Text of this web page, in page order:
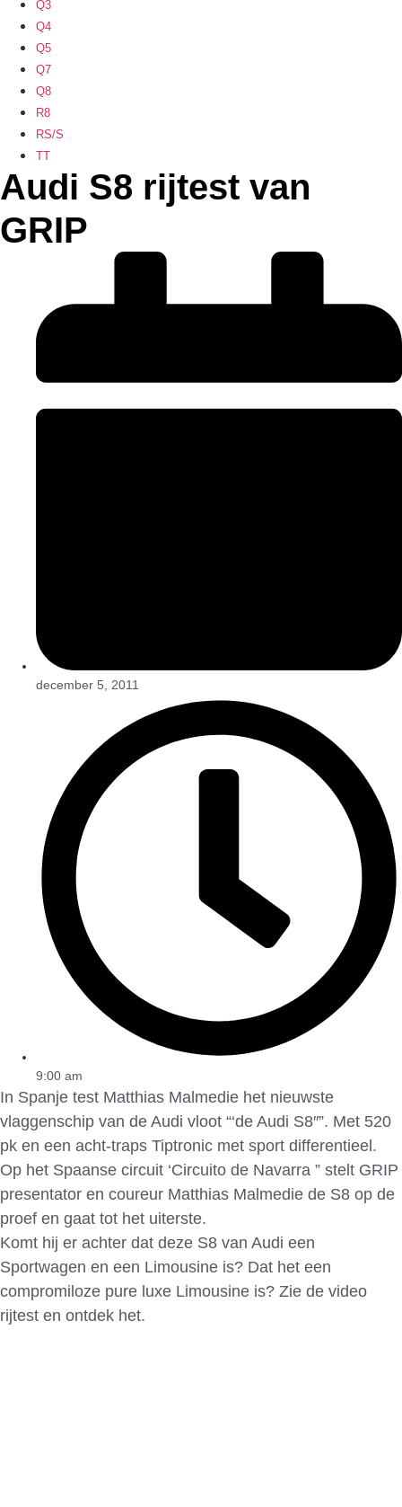
Q3
Q4
Q5
Q7
Q8
R8
RS/S
TT
Audi S8 rijtest van
GRIP
december 5, 2011
9:00 am
In Spanje test Matthias Malmedie het nieuwste
vlaggenschip van de Audi vloot “‘de Audi S8″”. Met 520
pk en een acht-traps Tiptronic met sport differentieel.
Op het Spaanse circuit ‘Circuito de Navarra ” stelt GRIP
presentator en coureur Matthias Malmedie de S8 op de
proef en gaat tot het uiterste.
Komt hij er achter dat deze S8 van Audi een
Sportwagen en een Limousine is? Dat het een
compromiloze pure luxe Limousine is? Zie de video
rijtest en ontdek het.